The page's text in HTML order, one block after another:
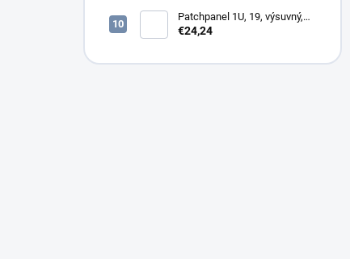
Patchpanel 1U, 19, výsuvný,
24x SC simplex, 24x LC
€24,24